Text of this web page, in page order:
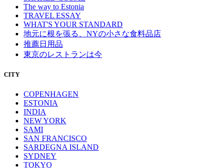
The way to Estonia
TRAVEL ESSAY
WHAT'S YOUR STANDARD
地元に根を張る、NYの小さな食料品店
推薦日用品
東京のレストランは今
CITY
COPENHAGEN
ESTONIA
INDIA
NEW YORK
SAMI
SAN FRANCISCO
SARDEGNA ISLAND
SYDNEY
TOKYO